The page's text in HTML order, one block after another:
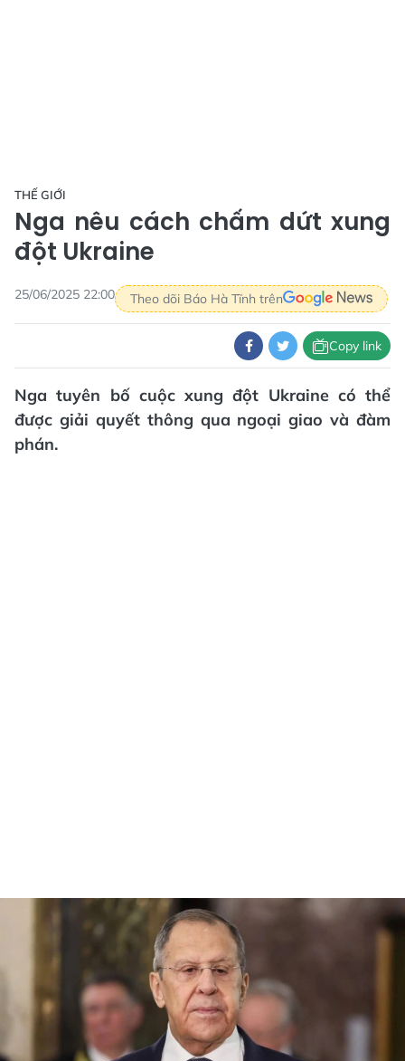
THẾ GIỚI
Nga nêu cách chấm dứt xung
đột Ukraine
25/06/2025 22:00 Theo dõi Báo Hà Tĩnh trên
Copy link
Nga tuyên bố cuộc xung đột Ukraine có thể
được giải quyết thông qua ngoại giao và đàm
phán.